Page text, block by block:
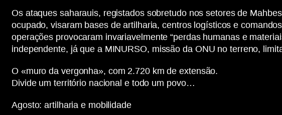
Os ataques saharauis, registados sobretudo nos setores de
ocupado, visaram bases de artilharia, centros logísticos e
operações provocaram invariavelmente “perdas humanas e
independente, já que a MINURSO, missão da ONU no terreno,
O «muro da vergonha», com 2.720 km de extensão.
Divide um território nacional e todo um povo…
Agosto: artilharia e mobilidade